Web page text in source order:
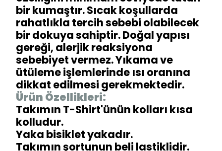
bir kumaştır. Sıcak koşullarda
rahatlıkla tercih sebebi olabilecek
bir dokuya sahiptir. Doğal yapısı
gereği, alerjik reaksiyona
sebebiyet vermez. Yıkama ve
ütüleme işlemlerinde ısı oranına
dikkat edilmesi gerekmektedir.
Ürün Özellikleri:
Takımın T-Shirt'ünün kolları kısa
kolludur.
Yaka bisiklet yakadır.
Takımın şortunun beli lastiklidir.